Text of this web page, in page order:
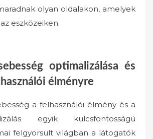
olyan oldalakon, amelyek
eszközeiken.
optimalizálása és
élményre
a felhasználói élmény és a
egyik kulcsfontosságú
felgyorsult világban a látogatók